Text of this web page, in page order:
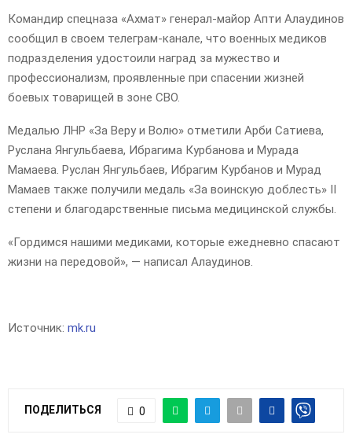
Командир спецназа «Ахмат» генерал-майор Апти Алаудинов
сообщил в своем телеграм-канале, что военных медиков
подразделения удостоили наград за мужество и
профессионализм, проявленные при спасении жизней
боевых товарищей в зоне СВО.
Медалью ЛНР «За Веру и Волю» отметили Арби Сатиева,
Руслана Янгульбаева, Ибрагима Курбанова и Мурада
Мамаева. Руслан Янгульбаев, Ибрагим Курбанов и Мурад
Мамаев также получили медаль «За воинскую доблесть» II
степени и благодарственные письма медицинской службы.
«Гордимся нашими медиками, которые ежедневно спасают
жизни на передовой», — написал Алаудинов.
Источник: mk.ru
ПОДЕЛИТЬСЯ 0